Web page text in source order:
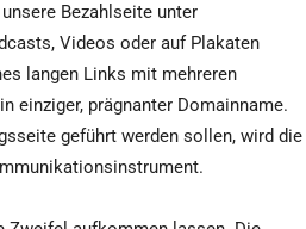
Bezahlseite unter
Videos oder auf Plakaten
langen Links mit mehreren
einziger, prägnanter Domainname.
geführt werden sollen, wird die